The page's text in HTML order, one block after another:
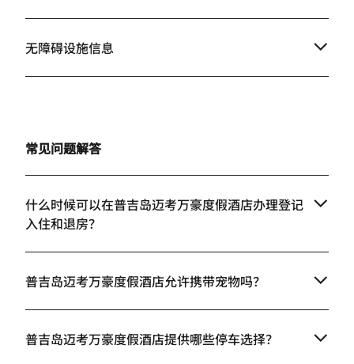
无障碍设施信息
常见问题解答
什么时候可以在普吉岛迈考万豪度假酒店办理登记
入住和退房？
普吉岛迈考万豪度假酒店允许携带宠物吗？
普吉岛迈考万豪度假酒店提供哪些停车选择？